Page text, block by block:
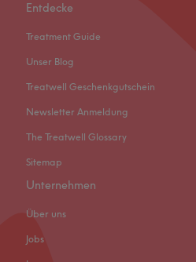
Entdecke
Treatment Guide
Unser Blog
Treatwell Geschenkgutschein
Newsletter Anmeldung
The Treatwell Glossary
Sitemap
Unternehmen
Über uns
Jobs